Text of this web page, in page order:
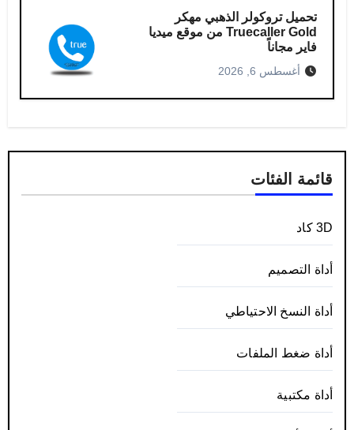
تحميل تروكولر الذهبي مهكر
Truecaller Gold من موقع ميديا
فاير مجاناً
أغسطس 6, 2026
قائمة الفئات
3D كاد
أداة التصميم
أداة النسخ الاحتياطي
أداة ضغط الملفات
أداة مكتبية